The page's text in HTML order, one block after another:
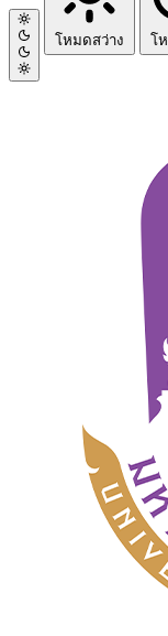
โหมดสว่าง โ